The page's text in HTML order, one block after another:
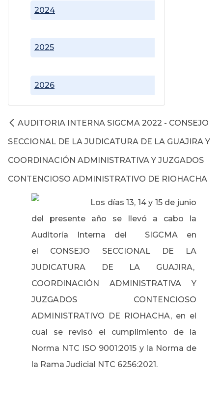
2024
2025
2026
AUDITORIA INTERNA SIGCMA 2022 - CONSEJO
SECCIONAL DE LA JUDICATURA DE LA GUAJIRA Y
COORDINACIÓN ADMINISTRATIVA Y JUZGADOS
CONTENCIOSO ADMINISTRATIVO DE RIOHACHA
Los días 13, 14 y 15 de junio
del presente año se llevó a cabo la
Auditoría Interna del SIGCMA en
el CONSEJO SECCIONAL DE LA
JUDICATURA DE LA GUAJIRA,
COORDINACIÓN ADMINISTRATIVA Y
JUZGADOS CONTENCIOSO
ADMINISTRATIVO DE RIOHACHA, en el
cual se revisó el cumplimiento de la
Norma NTC ISO 9001:2015 y la Norma de
la Rama Judicial NTC 6256:2021.